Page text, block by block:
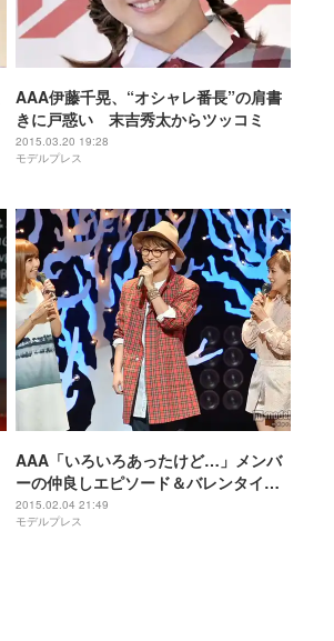
AAA伊藤千晃、“オシャレ番長”の肩書
きに戸惑い 末吉秀太からツッコミ
2015.03.20 19:28
モデルプレス
AAA「いろいろあったけど…」メンバ
ーの仲良しエピソード＆バレンタイン
を明かす
2015.02.04 21:49
モデルプレス